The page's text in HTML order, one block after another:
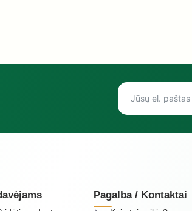
Pagalba / Kontaktai